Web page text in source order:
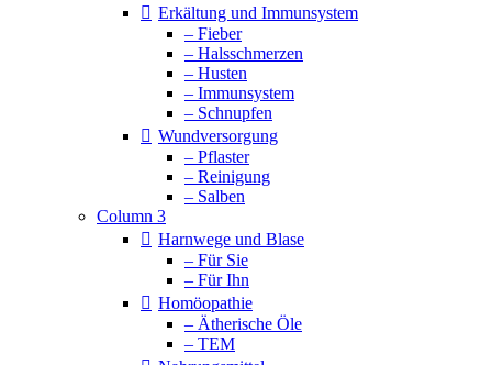
Erkältung und Immunsystem
– Fieber
– Halsschmerzen
– Husten
– Immunsystem
– Schnupfen
Wundversorgung
– Pflaster
– Reinigung
– Salben
Column 3
Harnwege und Blase
– Für Sie
– Für Ihn
Homöopathie
– Ätherische Öle
– TEM